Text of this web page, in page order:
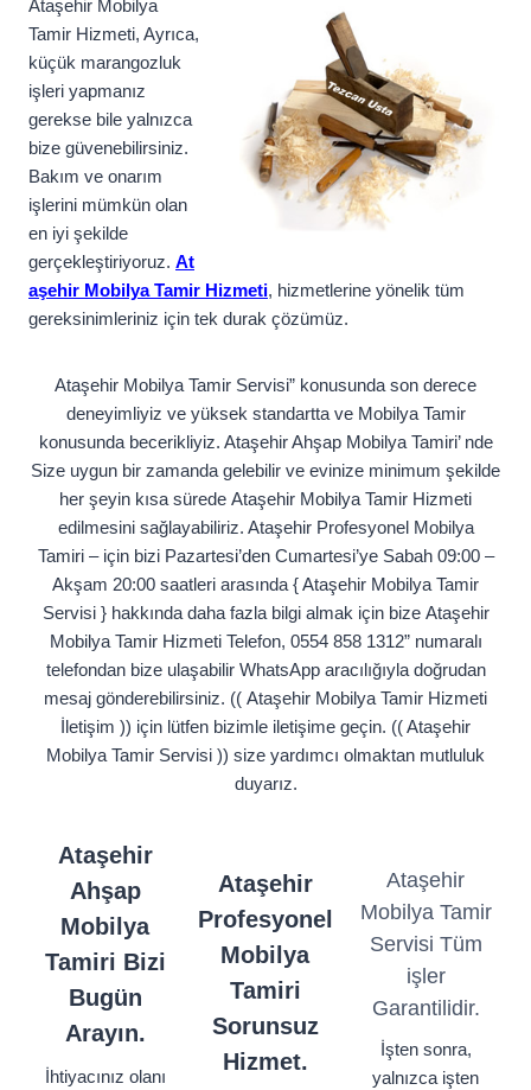
Ataşehir Mobilya
Tamir Hizmeti, Ayrıca,
küçük marangozluk
işleri yapmanız
gerekse bile yalnızca
bize güvenebilirsiniz.
Bakım ve onarım
işlerini mümkün olan
en iyi şekilde
gerçekleştiriyoruz. At
aşehir Mobilya Tamir Hizmeti, hizmetlerine yönelik tüm
gereksinimleriniz için tek durak çözümüz.
Ataşehir Mobilya Tamir Servisi” konusunda son derece
deneyimliyiz ve yüksek standartta ve Mobilya Tamir
konusunda becerikliyiz. Ataşehir Ahşap Mobilya Tamiri’ nde
Size uygun bir zamanda gelebilir ve evinize minimum şekilde
her şeyin kısa sürede Ataşehir Mobilya Tamir Hizmeti
edilmesini sağlayabiliriz. Ataşehir Profesyonel Mobilya
Tamiri – için bizi Pazartesi’den Cumartesi’ye Sabah 09:00 –
Akşam 20:00 saatleri arasında { Ataşehir Mobilya Tamir
Servisi } hakkında daha fazla bilgi almak için bize Ataşehir
Mobilya Tamir Hizmeti Telefon, 0554 858 1312” numaralı
telefondan bize ulaşabilir WhatsApp aracılığıyla doğrudan
mesaj gönderebilirsiniz. (( Ataşehir Mobilya Tamir Hizmeti
İletişim )) için lütfen bizimle iletişime geçin. (( Ataşehir
Mobilya Tamir Servisi )) size yardımcı olmaktan mutluluk
duyarız.
Ataşehir
Ahşap
Mobilya
Tamiri Bizi
Bugün
Arayın.
İhtiyacınız olanı
Ataşehir
Profesyonel
Mobilya
Tamiri
Sorunsuz
Hizmet.
Ataşehir
Mobilya Tamir
Servisi Tüm
işler
Garantilidir.
İşten sonra,
yalnızca işten